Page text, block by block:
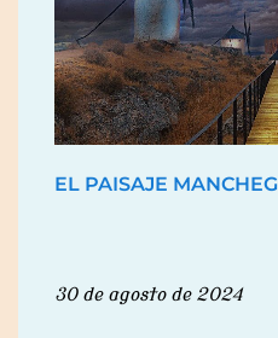
EL PAISAJE
30 de agosto de 2024